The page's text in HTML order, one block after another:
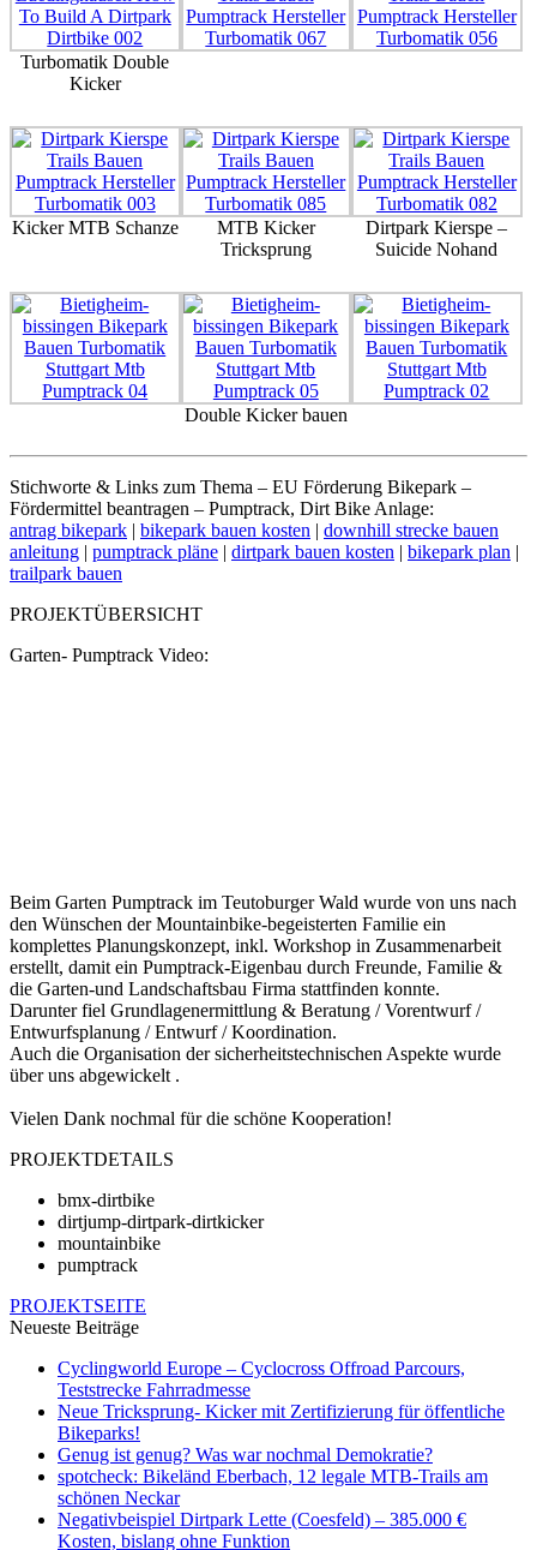
Turbomatik Double
Kicker
Kicker MTB Schanze
MTB Kicker
Tricksprung
Dirtpark Kierspe –
Suicide Nohand
Double Kicker bauen
Stichworte & Links zum Thema – EU Förderung Bikepark –
Fördermittel beantragen – Pumptrack, Dirt Bike Anlage:
antrag bikepark | bikepark bauen kosten | downhill strecke bauen
anleitung | pumptrack pläne | dirtpark bauen kosten | bikepark plan |
trailpark bauen
PROJEKTÜBERSICHT
Garten- Pumptrack Video:
Beim Garten Pumptrack im Teutoburger Wald wurde von uns nach
den Wünschen der Mountainbike-begeisterten Familie ein
komplettes Planungskonzept, inkl. Workshop in Zusammenarbeit
erstellt, damit ein Pumptrack-Eigenbau durch Freunde, Familie &
die Garten-und Landschaftsbau Firma stattfinden konnte.
Darunter fiel Grundlagenermittlung & Beratung / Vorentwurf /
Entwurfsplanung / Entwurf / Koordination.
Auch die Organisation der sicherheitstechnischen Aspekte wurde
über uns abgewickelt .
Vielen Dank nochmal für die schöne Kooperation!
PROJEKTDETAILS
bmx-dirtbike
dirtjump-dirtpark-dirtkicker
mountainbike
pumptrack
PROJEKTSEITE
Neueste Beiträge
Cyclingworld Europe – Cyclocross Offroad Parcours,
Teststrecke Fahrradmesse
Neue Tricksprung- Kicker mit Zertifizierung für öffentliche
Bikeparks!
Genug ist genug? Was war nochmal Demokratie?
spotcheck: Bikeländ Eberbach, 12 legale MTB-Trails am
schönen Neckar
Negativbeispiel Dirtpark Lette (Coesfeld) – 385.000 €
Kosten, bislang ohne Funktion